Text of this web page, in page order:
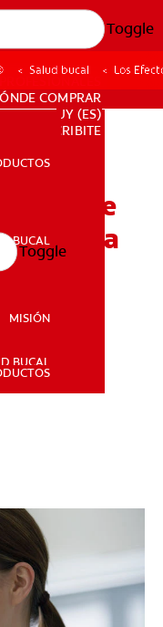
Toggle
SALUD BUCAL
PARA PROFESIONALES
DÓNDE COMPRAR
PROFESIONALES
COMPRAR
UY (ES)
SUSCRIBITE
BUCAL
MISIÓN
BUCAL
Toggle
Salud bucal Los
De
La